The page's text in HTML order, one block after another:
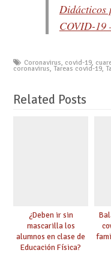
Didácticos
COVID-19
Coronavirus, covid-19,
coronavirus, Tareas covid-19,
Related Posts
¿Deben ir sin
mascarilla los
alumnos en clase de
Educación Física?